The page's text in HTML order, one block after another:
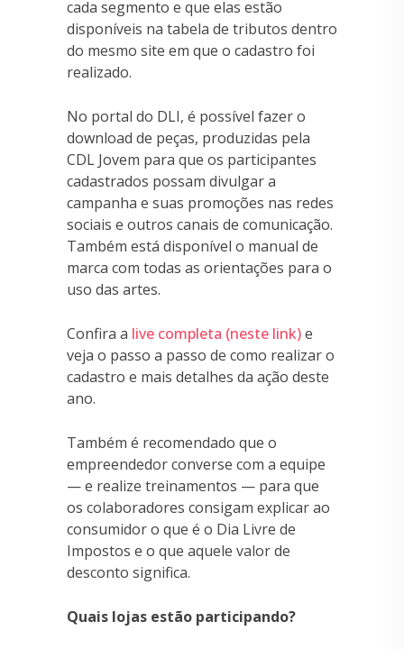
cada segmento e que elas estão
disponíveis na tabela de tributos dentro
do mesmo site em que o cadastro foi
realizado.
No portal do DLI, é possível fazer o
download de peças, produzidas pela
CDL Jovem para que os participantes
cadastrados possam divulgar a
campanha e suas promoções nas redes
sociais e outros canais de comunicação.
Também está disponível o manual de
marca com todas as orientações para o
uso das artes.
Confira a live completa (neste link)e
veja o passo a passo de como realizar o
cadastro e mais detalhes da ação deste
ano.
Também é recomendado que o
empreendedor converse com a equipe
— e realize treinamentos — para que
os colaboradores consigam explicar ao
consumidor o que é o Dia Livre de
Impostos e o que aquele valor de
desconto significa.
Quais lojas estão participando?